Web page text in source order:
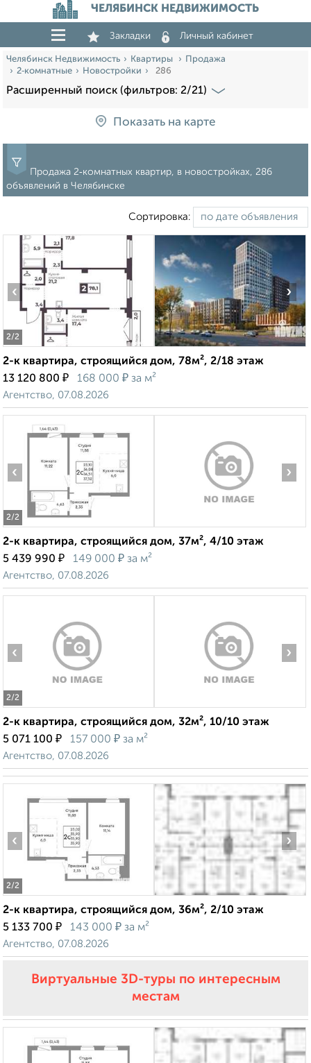
ЧЕЛЯБИНСК НЕДВИЖИМОСТЬ
Закладки Личный кабинет
Челябинск Недвижимость Квартиры
Продажа
2‑комнатные
Новостройки 286
Расширенный поиск (фильтров: 2/21)
Показать на карте
Продажа 2‑комнатных квартир, в новостройках, 286
объявлений в Челябинске
Сортировка:
2/2
‹ ›
2-к квартира, строящийся дом, 78м², 2/18 этаж
13 120 800 ₽ 168 000 ₽ за м²
Агентство, 07.08.2026
2/2
‹ ›
2-к квартира, строящийся дом, 37м², 4/10 этаж
5 439 990 ₽ 149 000 ₽ за м²
Агентство, 07.08.2026
2/2
‹ ›
2-к квартира, строящийся дом, 32м², 10/10 этаж
5 071 100 ₽ 157 000 ₽ за м²
Агентство, 07.08.2026
2/2
‹ ›
2-к квартира, строящийся дом, 36м², 2/10 этаж
5 133 700 ₽ 143 000 ₽ за м²
Агентство, 07.08.2026
Виртуальные 3D-туры по интересным
местам